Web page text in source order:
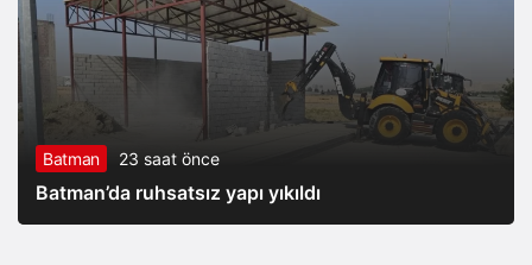
Batman 23 saat önce
Batman’da ruhsatsız yapı yıkıldı